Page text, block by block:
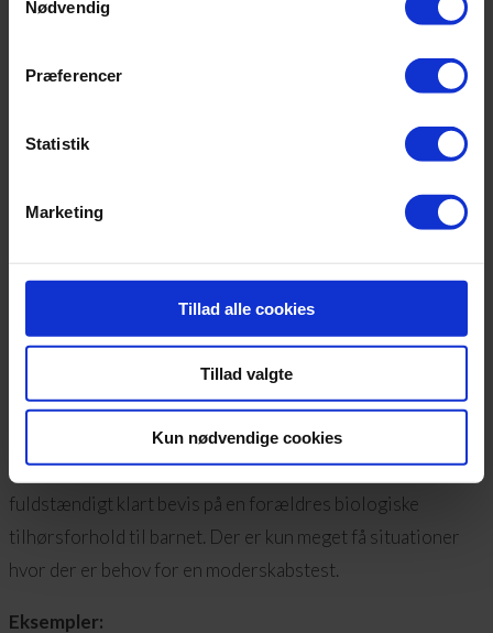
Nødvendig
Præferencer
Statistik
Marketing
Tillad alle cookies
Tillad valgte
Kun nødvendige cookies
Fra:1.575,00
Personer:
Beskrivelse
Yderligere information
Beskrivelse
Ligesom en faderskabstest, giver en moderskabstest et
fuldstændigt klart bevis på en forældres biologiske
tilhørsforhold til barnet. Der er kun meget få situationer
hvor der er behov for en moderskabstest.
Eksempler: